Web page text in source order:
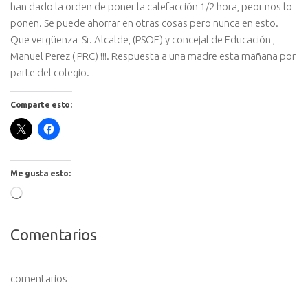
han dado la orden de poner la calefacción 1/2 hora, peor nos lo
ponen. Se puede ahorrar en otras cosas pero nunca en esto.
Que vergüenza Sr. Alcalde, (PSOE) y concejal de Educación ,
Manuel Perez ( PRC) !!!. Respuesta a una madre esta mañana por
parte del colegio.
Comparte esto:
Me gusta esto:
Cargando...
Comentarios
comentarios